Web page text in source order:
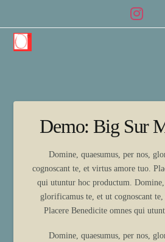
Demo: Big Sur
Domine, quaesumus, per nos,
cognoscant te, et virtus amore tuo.
qui utuntur hoc productum. Domine,
glorificamus te, et ut cognoscant
Placere Benedicite omnes qui
Domine, quaesumus, per nos,